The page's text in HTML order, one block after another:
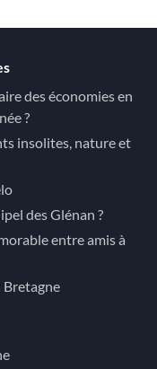
des économies en
?
insolites, nature et
des Glénan ?
entre amis à
Bretagne